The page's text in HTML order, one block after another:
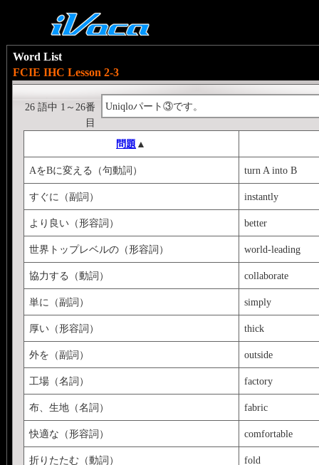
Word List
FCIE IHC Lesson 2-3
Uniqloパート③です。
26 語中 1～26番
目
問題 ▲
AをBに変える（句動詞） turn A into B
すぐに（副詞） instantly
より良い（形容詞） better
世界トップレベルの（形容詞） world-leading
協力する（動詞） collaborate
単に（副詞） simply
厚い（形容詞） thick
外を（副詞） outside
工場（名詞） factory
布、生地（名詞） fabric
快適な（形容詞） comfortable
折りたたむ（動詞） fold